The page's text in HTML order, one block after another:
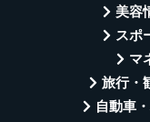
美容
スポ
マ
旅行・
自動車